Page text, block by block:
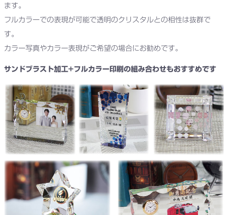
ます。
フルカラーでの表現が可能で透明のクリスタルとの相性は抜群で
す。
カラー写真やカラー表現がご希望の場合にお勧めです。
サンドブラスト加工+フルカラー印刷の組み合わせもおすすめです